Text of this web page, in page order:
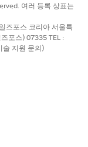
여러 등록 상표는
즈포스 코리아 서울특
포스) 07335 TEL :
지원 문의)